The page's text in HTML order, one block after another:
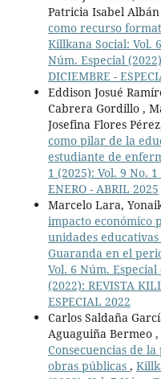
Patricia Isabel Albán
como recurso
Killkana Social: Vol.
Núm. Especial
DICIEMBRE -
Eddison Josué
Cabrera Gordillo ,
Josefina Flores
como pilar de la
estudiante de
1 (2025): Vol. 9 No.
ENERO - ABRIL 2025
Marcelo Lara,
impacto económico
unidades
Guaranda en el
Vol. 6 Núm.
(2022): REVISTA
ESPECIAL 2022
Carlos Saldaña
Aguaguiña Bermeo
Consecuencias de
obras públicas ,